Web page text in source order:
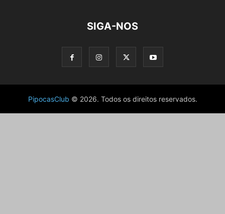
SIGA-NOS
PipocasClub © 2026. Todos os direitos reservados.